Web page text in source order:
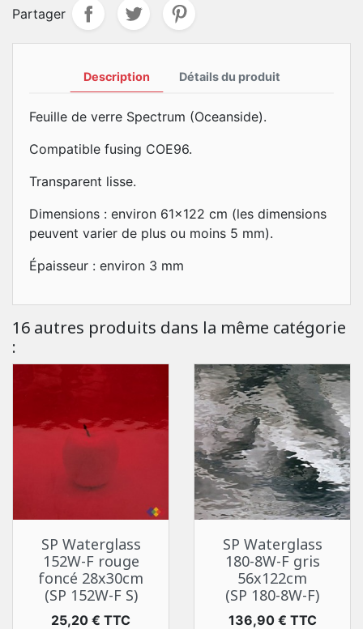
Partager
Description Détails du produit
Feuille de verre Spectrum (Oceanside).
Compatible fusing COE96.
Transparent lisse.
Dimensions : environ 61x122 cm (les dimensions
peuvent varier de plus ou moins 5 mm).
Épaisseur : environ 3 mm
16 autres produits dans la même catégorie
:
SP Waterglass
152W-F rouge
foncé 28x30cm
(SP 152W-F S)
Prix
25,20 € TTC
SP Waterglass
180-8W-F gris
56x122cm
(SP 180-8W-F)
Prix
136,90 € TTC